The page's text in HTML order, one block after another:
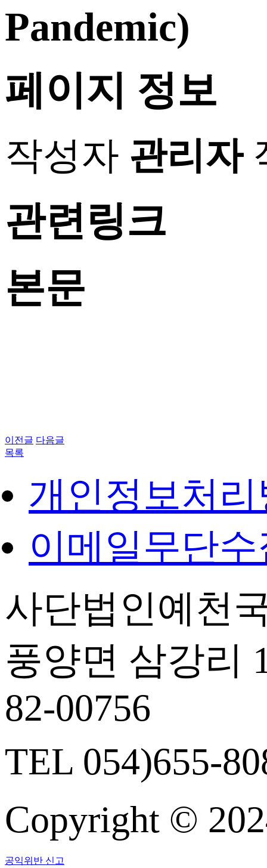
Pandemic)
페이지 정보
작성자 관리자
관련링크
본문
이전글 다음글
목록
개인정보처
이메일무단
사단법인예천
풍양면 삼강리
82-00756
TEL 054)655-
Copyright ©
공익위반 신고